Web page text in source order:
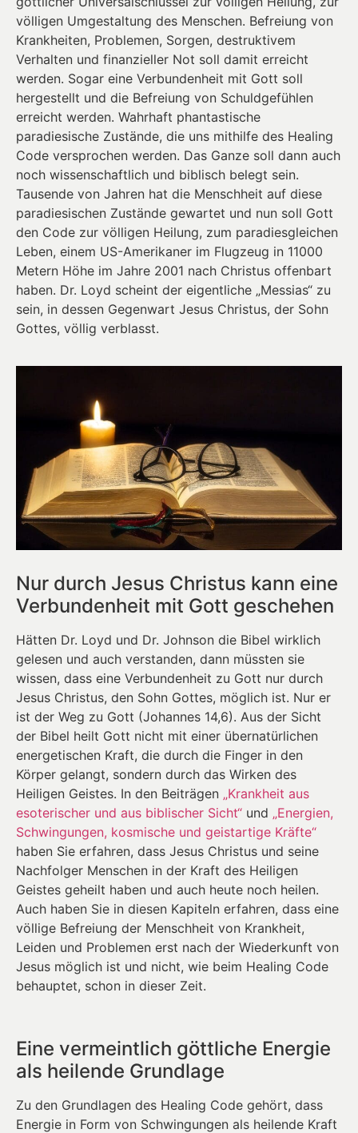
völligen Umgestaltung des Menschen. Befreiung von
Krankheiten, Problemen, Sorgen, destruktivem
Verhalten und finanzieller Not soll damit erreicht
werden. Sogar eine Verbundenheit mit Gott soll
hergestellt und die Befreiung von Schuldgefühlen
erreicht werden. Wahrhaft phantastische
paradiesische Zustände, die uns mithilfe des Healing
Code versprochen werden. Das Ganze soll dann auch
noch wissenschaftlich und biblisch belegt sein.
Tausende von Jahren hat die Menschheit auf diese
paradiesischen Zustände gewartet und nun soll Gott
den Code zur völligen Heilung, zum paradiesgleichen
Leben, einem US-Amerikaner im Flugzeug in 11000
Metern Höhe im Jahre 2001 nach Christus offenbart
haben. Dr. Loyd scheint der eigentliche „Messias“ zu
sein, in dessen Gegenwart Jesus Christus, der Sohn
Gottes, völlig verblasst.
Nur durch Jesus Christus kann eine
Verbundenheit mit Gott geschehen
Hätten Dr. Loyd und Dr. Johnson die Bibel wirklich
gelesen und auch verstanden, dann müssten sie
wissen, dass eine Verbundenheit zu Gott nur durch
Jesus Christus, den Sohn Gottes, möglich ist. Nur er
ist der Weg zu Gott (Johannes 14,6). Aus der Sicht
der Bibel heilt Gott nicht mit einer übernatürlichen
energetischen Kraft, die durch die Finger in den
Körper gelangt, sondern durch das Wirken des
Heiligen Geistes. In den Beiträgen „Krankheit aus
esoterischer und aus biblischer Sicht“ und „Energien,
Schwingungen, kosmische und geistartige Kräfte“
haben Sie erfahren, dass Jesus Christus und seine
Nachfolger Menschen in der Kraft des Heiligen
Geistes geheilt haben und auch heute noch heilen.
Auch haben Sie in diesen Kapiteln erfahren, dass eine
völlige Befreiung der Menschheit von Krankheit,
Leiden und Problemen erst nach der Wiederkunft von
Jesus möglich ist und nicht, wie beim Healing Code
behauptet, schon in dieser Zeit.
Eine vermeintlich göttliche Energie
als heilende Grundlage
Zu den Grundlagen des Healing Code gehört, dass
Energie in Form von Schwingungen als heilende Kraft